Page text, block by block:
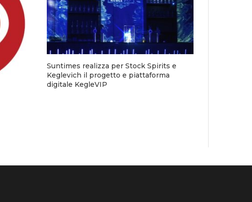
Suntimes realizza per Stock Spirits e
Keglevich il progetto e piattaforma
digitale KegleVIP